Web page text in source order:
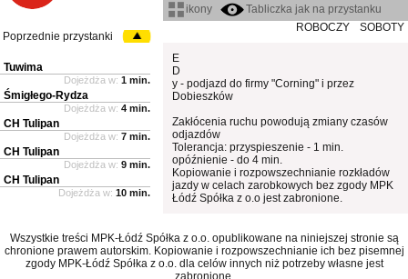
ikony
Tabliczka jak na przystanku
ROBOCZY
SOBOTY
E
D
y - podjazd do firmy "Corning" i przez
Dobieszków
Zakłócenia ruchu powodują zmiany czasów
odjazdów
Tolerancja: przyspieszenie - 1 min.
opóźnienie - do 4 min.
Kopiowanie i rozpowszechnianie rozkładów
jazdy w celach zarobkowych bez zgody MPK
Łódź Spółka z o.o jest zabronione.
Poprzednie przystanki
Tuwima
Dojeżdża w: 1 min.
Śmigłego-Rydza
Dojeżdża w: 4 min.
CH Tulipan
Dojeżdża w: 7 min.
CH Tulipan
Dojeżdża w: 9 min.
CH Tulipan
Dojeżdża w: 10 min.
Wszystkie treści MPK-Łódź Spółka z o.o. opublikowane na niniejszej stronie są
chronione prawem autorskim. Kopiowanie i rozpowszechnianie ich bez pisemnej
zgody MPK-Łódź Spółka z o.o. dla celów innych niż potrzeby własne jest
zabronione.